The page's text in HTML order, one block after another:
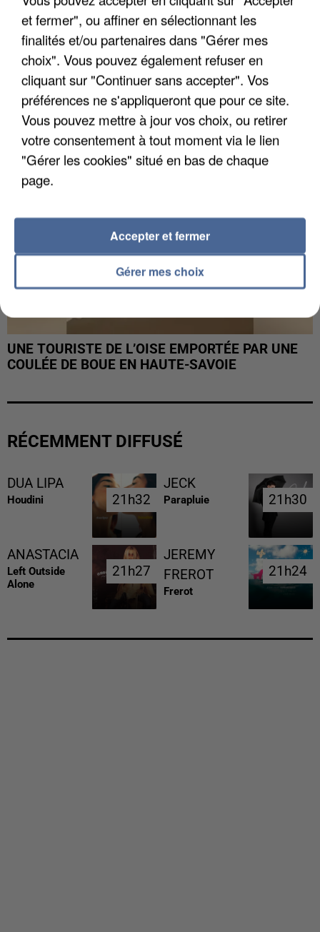
UN SECOND CADRE DE LA DZ MAFIA
INTERPELLÉ EN ALGÉRIE
UNE TOURISTE DE L’OISE EMPORTÉE PAR UNE
COULÉE DE BOUE EN HAUTE-SAVOIE
RÉCEMMENT DIFFUSÉ
DUA LIPA
Houdini 21h32
21h32
JECK
Parapluie 21h30
21h30
ANASTACIA
Left Outside
Alone
21h27
21h27
JEREMY
FREROT
Frerot
21h24
21h24
et fermer", ou affiner en sélectionnant les
finalités et/ou partenaires dans "Gérer mes
choix". Vous pouvez également refuser en
cliquant sur "Continuer sans accepter". Vos
préférences ne s'appliqueront que pour ce site.
Vous pouvez mettre à jour vos choix, ou retirer
votre consentement à tout moment via le lien
"Gérer les cookies" situé en bas de chaque
page.
Gérer mes choix
Accepter et fermer